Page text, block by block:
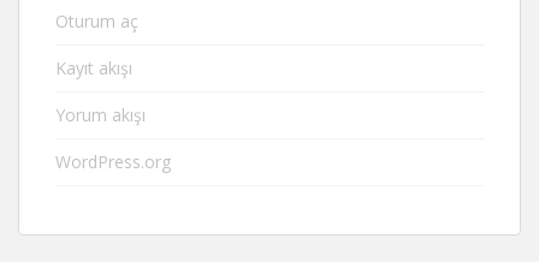
Oturum aç
Kayıt akışı
Yorum akışı
WordPress.org